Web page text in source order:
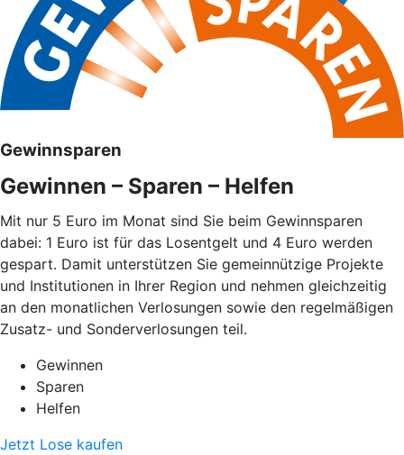
Gewinnsparen
Gewinnen – Sparen – Helfen
Mit nur 5 Euro im Monat sind Sie beim Gewinnsparen
dabei: 1 Euro ist für das Losentgelt und 4 Euro werden
gespart. Damit unterstützen Sie gemeinnützige Projekte
und Institutionen in Ihrer Region und nehmen gleichzeitig
an den monatlichen Verlosungen sowie den regelmäßigen
Zusatz- und Sonderverlosungen teil.
Gewinnen
Sparen
Helfen
Jetzt Lose kaufen